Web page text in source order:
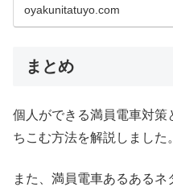
oyakunitatuyo.com
まとめ
個人ができる満員電車対
ちこむ方法を解説しました。
また、満員電車あるある